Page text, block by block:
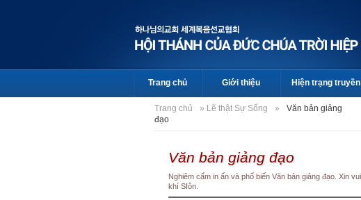
Trang chủ Giới thiệu Hiện trạng
Trang chủ » Lẽ thật Sự Sống »
Văn bản giảng
đạo
Văn bản giảng đạo
Nghiêm cấm in ấn và phổ biến Văn bản giảng đạo. Xin
khí SIôn.